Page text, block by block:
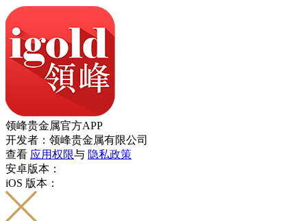
领峰贵金属官方APP
开发者：领峰贵金属有限公司
查看 应用权限与 隐私政策
安卓版本：
iOS 版本：